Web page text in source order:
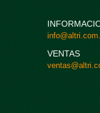
VENTAS